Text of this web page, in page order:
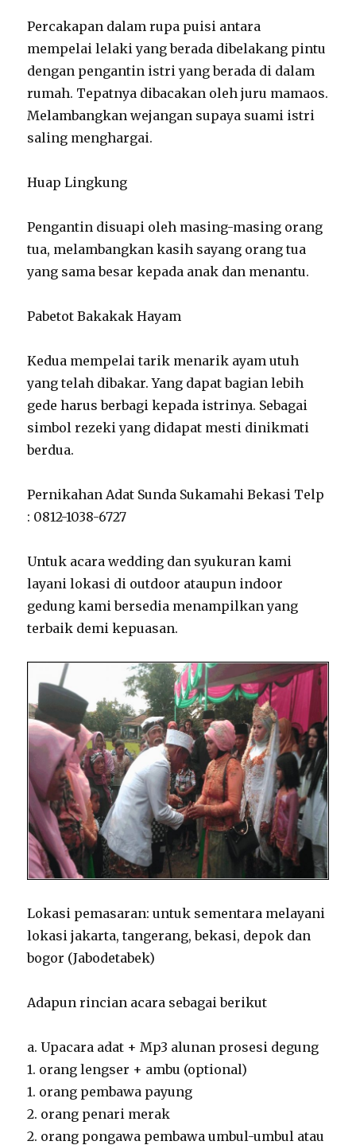
Percakapan dalam rupa puisi antara
mempelai lelaki yang berada dibelakang pintu
dengan pengantin istri yang berada di dalam
rumah. Tepatnya dibacakan oleh juru mamaos.
Melambangkan wejangan supaya suami istri
saling menghargai.
Huap Lingkung
Pengantin disuapi oleh masing-masing orang
tua, melambangkan kasih sayang orang tua
yang sama besar kepada anak dan menantu.
Pabetot Bakakak Hayam
Kedua mempelai tarik menarik ayam utuh
yang telah dibakar. Yang dapat bagian lebih
gede harus berbagi kepada istrinya. Sebagai
simbol rezeki yang didapat mesti dinikmati
berdua.
Pernikahan Adat Sunda Sukamahi Bekasi Telp
: 0812-1038-6727
Untuk acara wedding dan syukuran kami
layani lokasi di outdoor ataupun indoor
gedung kami bersedia menampilkan yang
terbaik demi kepuasan.
Lokasi pemasaran: untuk sementara melayani
lokasi jakarta, tangerang, bekasi, depok dan
bogor (Jabodetabek)
Adapun rincian acara sebagai berikut
a. Upacara adat + Mp3 alunan prosesi degung
1. orang lengser + ambu (optional)
1. orang pembawa payung
2. orang penari merak
2. orang pongawa pembawa umbul-umbul atau